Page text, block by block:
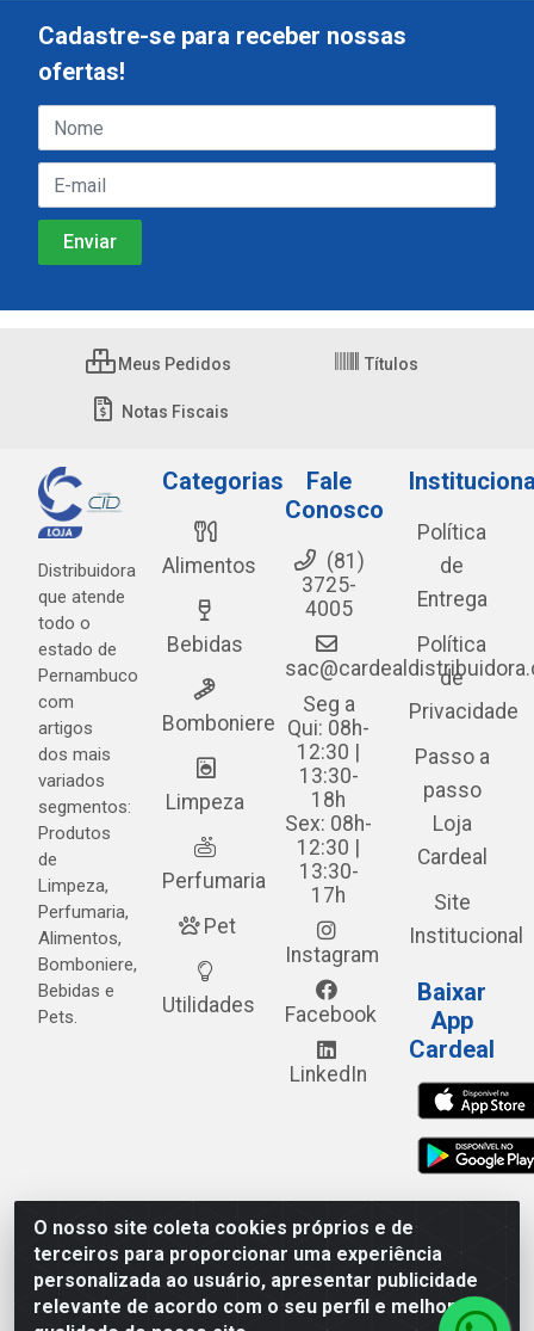
O nosso site coleta cookies próprios e de
terceiros para proporcionar uma experiência
personalizada ao usuário, apresentar publicidade
relevante de acordo com o seu perfil e melhorar a
Cadastre-se para receber nossas
ofertas!
Meus Pedidos Títulos
Notas Fiscais
Distribuidora
que atende
todo o
estado de
Pernambuco
com
artigos
dos mais
variados
segmentos:
Produtos
de
Limpeza,
Perfumaria,
Alimentos,
Bomboniere,
Bebidas e
Pets.
Categorias
Alimentos
Bebidas
Bomboniere
Limpeza
Perfumaria
Pet
Utilidades
Fale
Conosco
(81)
3725-
4005
Seg a
Qui: 08h-
12:30 |
13:30-
18h
Sex: 08h-
12:30 |
13:30-
17h
Instagram
Facebook
LinkedIn
Política
de
Entrega
Política
de
Privacidade
Passo a
passo
Loja
Cardeal
Site
Institucional
Baixar
App
Cardeal
Cardeal Distribuidora - Estrada Alto do Moura, 582 - Alto
do Moura - Caruaru/PE - CEP 55.040-120 - CNPJ
05.253.499/0001-62